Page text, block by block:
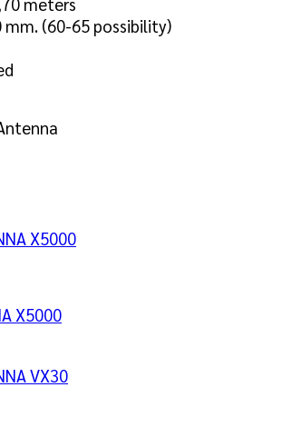
(60-65 possibility)
X5000